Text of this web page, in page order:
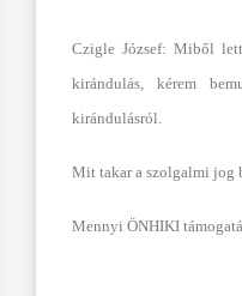
Czigle József: Miből
kirándulás, kérem
kirándulásról.
Mit takar a szolgalmi jog
Mennyi ÖNHIKI